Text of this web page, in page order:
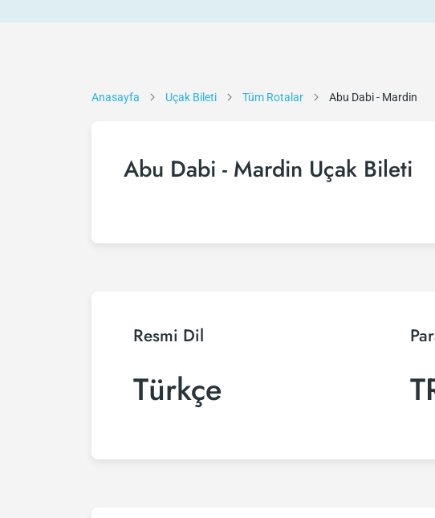
Anasayfa Uçak Bileti Tüm Rotalar Abu Dabi - Mardin
Abu Dabi - Mardin Uçak Bileti
Resmi Dil
Türkçe